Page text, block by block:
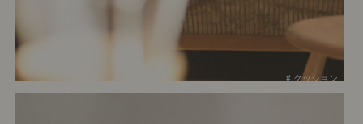
# クッション